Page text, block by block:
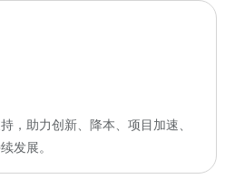
，助力创新、降本、项目加速、
发展。